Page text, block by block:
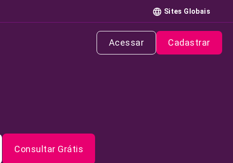
Sites Globais
Acessar Cadastrar
Consultar Grátis